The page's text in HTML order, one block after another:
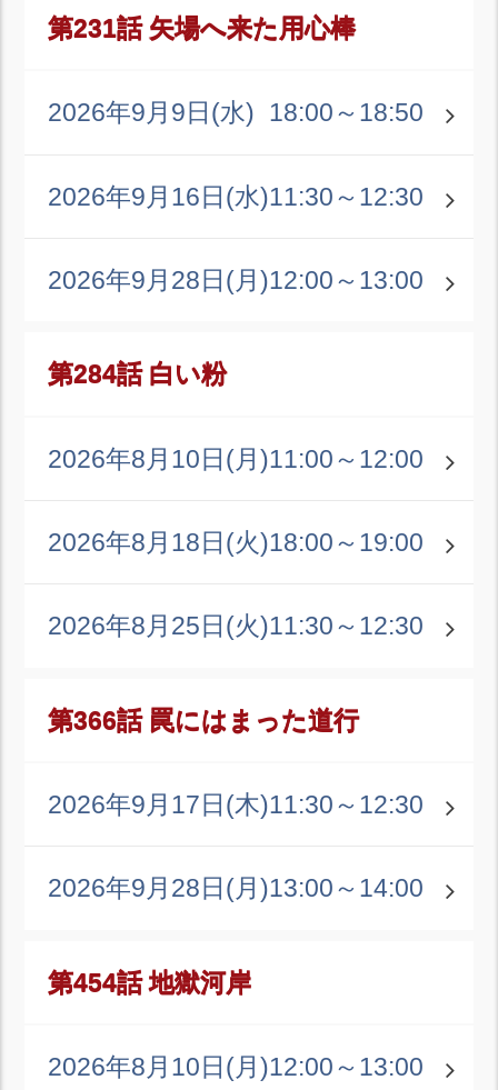
第231話 矢場へ来た用心棒
2026年9月9日(水) 18:00～18:50
2026年9月16日(水)11:30～12:30
2026年9月28日(月)12:00～13:00
第284話 白い粉
2026年8月10日(月)11:00～12:00
2026年8月18日(火)18:00～19:00
2026年8月25日(火)11:30～12:30
第366話 罠にはまった道行
2026年9月17日(木)11:30～12:30
2026年9月28日(月)13:00～14:00
第454話 地獄河岸
2026年8月10日(月)12:00～13:00